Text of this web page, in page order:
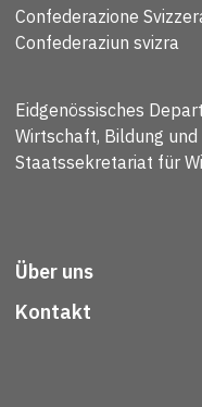
Confederazione
Confederaziun svizra
Eidgenössisches
Wirtschaft, Bildung und
Staatssekretariat für
Über uns
Kontakt